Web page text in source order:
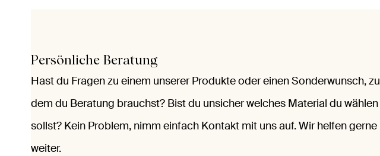
Persönliche Beratung
Hast du Fragen zu einem unserer Produkte oder einen Sonderwunsch, zu
dem du Beratung brauchst? Bist du unsicher welches Material du wählen
sollst? Kein Problem, nimm einfach Kontakt mit uns auf. Wir helfen gerne
weiter.